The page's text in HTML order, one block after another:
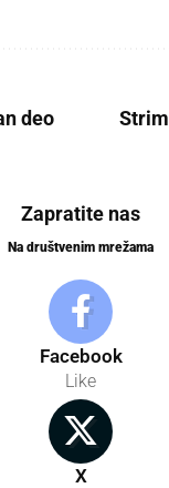
deo
Zapratite nas
Na društvenim mrežama
Facebook
Like
X